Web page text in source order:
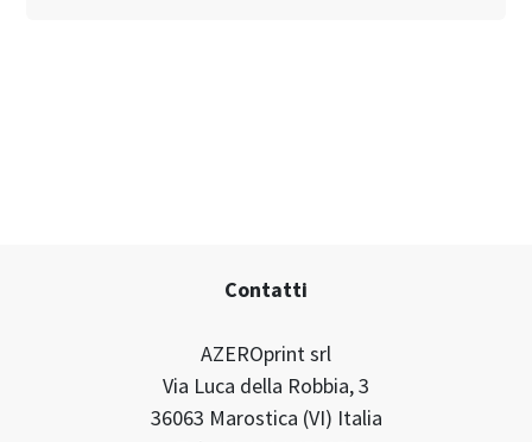
Contatti
AZEROprint srl
Via Luca della Robbia, 3
36063 Marostica (VI) Italia